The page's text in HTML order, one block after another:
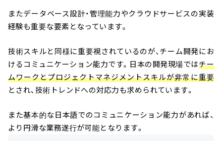
またデータベース設計・管理能力やクラウドサービスの実装
経験も重要な要素となっています。
技術スキルと同様に重要視されているのが、チーム開発にお
けるコミュニケーション能力です。日本の開発現場ではチー
ムワークとプロジェクトマネジメントスキルが非常に重要
とされ、技術トレンドへの対応力も求められています。
また基本的な日本語でのコミュニケーション能力があれば、
より円滑な業務遂行が可能となります。